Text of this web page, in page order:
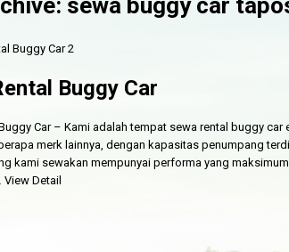
sewa buggy car
Buggy Car
Car – Kami adalah tempat sewa rental buggy car
merk lainnya, dengan kapasitas penumpang
kami sewakan mempunyai performa yang
View Detail